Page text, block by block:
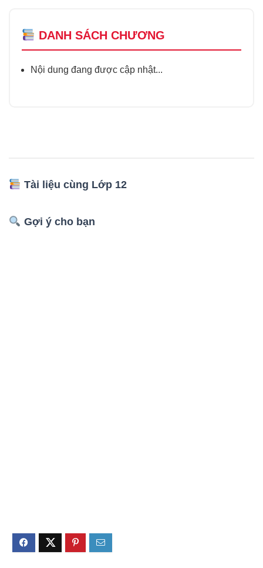
DANH SÁCH CHƯƠNG
Nội dung đang được cập nhật...
Tài liệu cùng Lớp 12
Gợi ý cho bạn